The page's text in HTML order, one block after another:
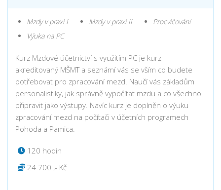
Mzdy v praxi I Mzdy v praxi II
Procvičování
Výuka na PC
Kurz Mzdové účetnictví s využitím PC je kurz
akreditovaný MŠMT a seznámí vás se vším co budete
potřebovat pro zpracování mezd. Naučí vás základům
personalistiky, jak správně vypočítat mzdu a co všechno
připravit jako výstupy. Navíc kurz je doplněn o výuku
zpracování mezd na počítači v účetních programech
Pohoda a Pamica.
120 hodin
24 700 ,- Kč